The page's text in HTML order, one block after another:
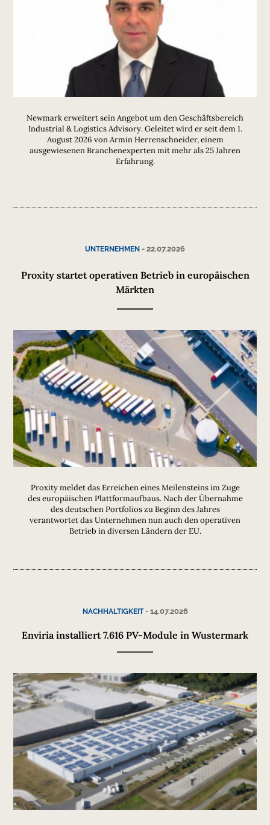
Newmark erweitert sein Angebot um den Geschäftsbereich
Industrial & Logistics Advisory. Geleitet wird er seit dem 1.
August 2026 von Armin Herrenschneider, einem
ausgewiesenen Branchenexperten mit mehr als 25 Jahren
Erfahrung.
UNTERNEHMEN - 22.07.2026
Proxity startet operativen Betrieb in europäischen
Märkten
Proxity meldet das Erreichen eines Meilensteins im Zuge
des europäischen Plattformaufbaus. Nach der Übernahme
des deutschen Portfolios zu Beginn des Jahres
verantwortet das Unternehmen nun auch den operativen
Betrieb in diversen Ländern der EU.
NACHHALTIGKEIT- 14.07.2026
Enviria installiert 7.616 PV-Module in Wustermark